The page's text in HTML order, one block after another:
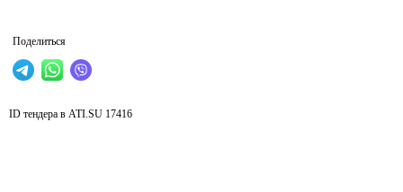
Поделиться
ID тендера в ATI.SU 17416